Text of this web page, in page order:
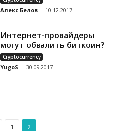
Алекс Белов - 10.12.2017
Интернет-провайдеры
могут обвалить биткоин?
Cryptocurrency
YugoS - 30.09.2017
1 2